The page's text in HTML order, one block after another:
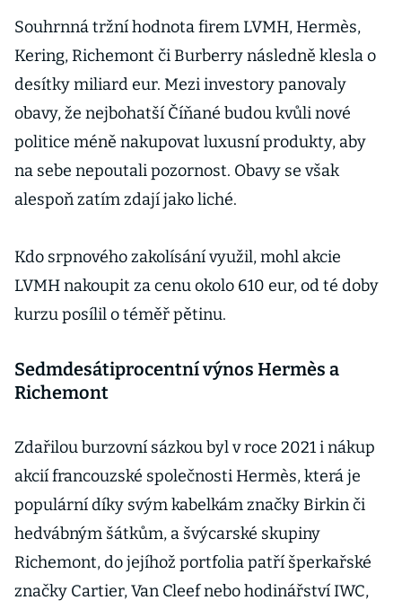
Souhrnná tržní hodnota firem LVMH, Hermès,
Kering, Richemont či Burberry následně klesla o
desítky miliard eur. Mezi investory panovaly
obavy, že nejbohatší Číňané budou kvůli nové
politice méně nakupovat luxusní produkty, aby
na sebe nepoutali pozornost. Obavy se však
alespoň zatím zdají jako liché.
Kdo srpnového zakolísání využil, mohl akcie
LVMH nakoupit za cenu okolo 610 eur, od té doby
kurzu posílil o téměř pětinu.
Sedmdesátiprocentní výnos Hermès a
Richemont
Zdařilou burzovní sázkou byl v roce 2021 i nákup
akcií francouzské společnosti Hermès, která je
populární díky svým kabelkám značky Birkin či
hedvábným šátkům, a švýcarské skupiny
Richemont, do jejíhož portfolia patří šperkařské
značky Cartier, Van Cleef nebo hodinářství IWC,